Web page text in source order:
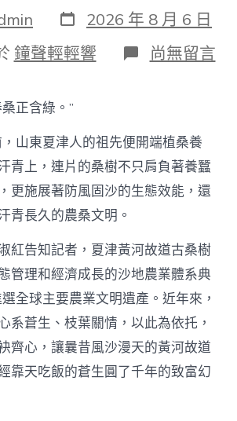
發
表
日
期
2026 年 8 月 6 日
鐘聲輕輕響 在
〈古
興
枝
葉
總
關
中
國
查
包
養
網〉
中
尚無留言
正含綠。”
山東夏津人的祖先便開端植桑養
青上，連片的桑樹不只肩負著養蠶
更施展著防風固沙的生態效能，還
青長久的農桑文明。
紅告知記者，夏津黃河故道古桑樹
管理和經濟成長的沙地農業體系典
全球主要農業文明遺產。近年來，
系蒼生、枝葉關情，以此為依托，
齊心，讓曩昔風沙漫天的黃河故道
靠天吃飯的蒼生圓了千年的致富幻